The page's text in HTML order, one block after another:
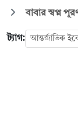
বাবার স্বপ্ন
ট্যাগ: আন্তর্জাতিক